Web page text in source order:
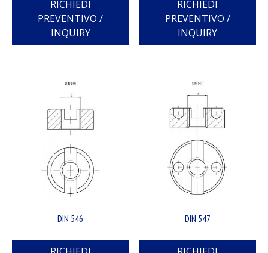
RICHIEDI
PREVENTIVO /
INQUIRY
RICHIEDI
PREVENTIVO /
INQUIRY
DIN 546 DIN 547